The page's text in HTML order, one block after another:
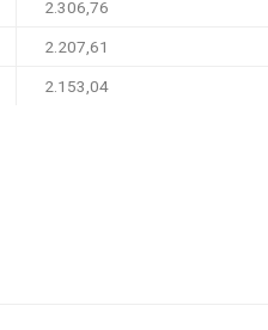
2.306,76
2.207,61
2.153,04